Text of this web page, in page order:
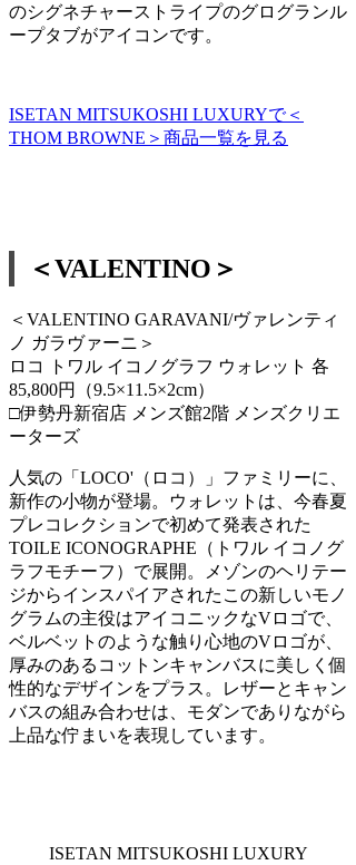
のシグネチャーストライプのグログランル
ープタブがアイコンです。
ISETAN MITSUKOSHI LUXURYで＜
THOM BROWNE＞商品一覧を見る
＜VALENTINO＞
＜VALENTINO GARAVANI/ヴァレンティ
ノ ガラヴァーニ＞
ロコ トワル イコノグラフ ウォレット 各
85,800円（9.5×11.5×2cm）
□伊勢丹新宿店 メンズ館2階 メンズクリエ
ーターズ
人気の「LOCO'（ロコ）」ファミリーに、
新作の小物が登場。ウォレットは、今春夏
プレコレクションで初めて発表された
TOILE ICONOGRAPHE（トワル イコノグ
ラフモチーフ）で展開。メゾンのヘリテー
ジからインスパイアされたこの新しいモノ
グラムの主役はアイコニックなVロゴで、
ベルベットのような触り心地のVロゴが、
厚みのあるコットンキャンバスに美しく個
性的なデザインをプラス。レザーとキャン
バスの組み合わせは、モダンでありながら
上品な佇まいを表現しています。
ISETAN MITSUKOSHI LUXURY